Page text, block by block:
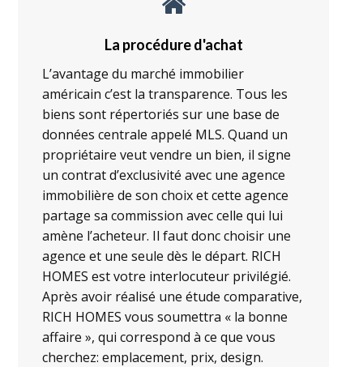
La procédure d'achat
L’avantage du marché immobilier
américain c’est la transparence. Tous les
biens sont répertoriés sur une base de
données centrale appelé MLS. Quand un
propriétaire veut vendre un bien, il signe
un contrat d’exclusivité avec une agence
immobilière de son choix et cette agence
partage sa commission avec celle qui lui
amène l’acheteur. Il faut donc choisir une
agence et une seule dès le départ. RICH
HOMES est votre interlocuteur privilégié.
Après avoir réalisé une étude comparative,
RICH HOMES vous soumettra « la bonne
affaire », qui correspond à ce que vous
cherchez: emplacement, prix, design.